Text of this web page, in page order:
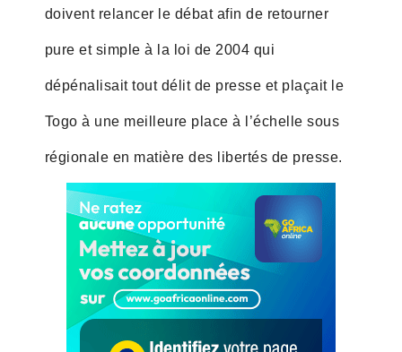
doivent relancer le débat afin de retourner
pure et simple à la loi de 2004 qui
dépénalisait tout délit de presse et plaçait le
Togo à une meilleure place à l’échelle sous
régionale en matière des libertés de presse.